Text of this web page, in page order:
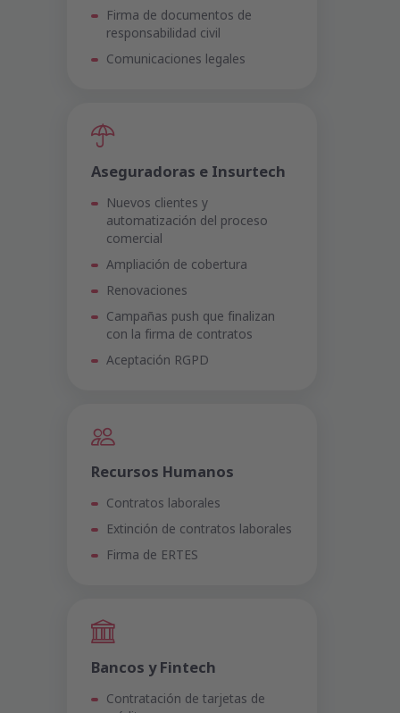
Firma de documentos de
responsabilidad civil
Comunicaciones legales
Aseguradoras e Insurtech
Nuevos clientes y
automatización del proceso
comercial
Ampliación de cobertura
Renovaciones
Campañas push que finalizan
con la firma de contratos
Aceptación RGPD
Recursos Humanos
Contratos laborales
Extinción de contratos laborales
Firma de ERTES
Bancos y Fintech
Contratación de tarjetas de